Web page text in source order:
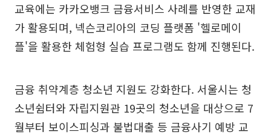
교육에는 카카오뱅크 금융서비스 사례를 반영한 교재
가 활용되며, 넥슨코리아의 코딩 플랫폼 '헬로메이
플'을 활용한 체험형 실습 프로그램도 함께 진행된다.
금융 취약계층 청소년 지원도 강화한다. 서울시는 청
소년쉼터와 자립지원관 19곳의 청소년을 대상으로 7
월부터 보이스피싱과 불법대출 등 금융사기 예방 교